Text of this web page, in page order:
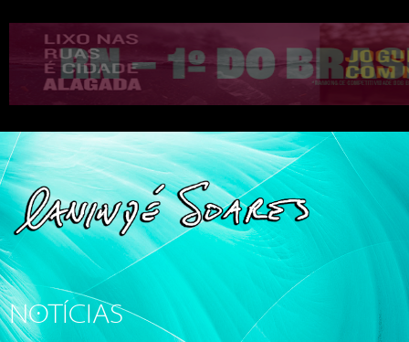
NOTÍCIAS